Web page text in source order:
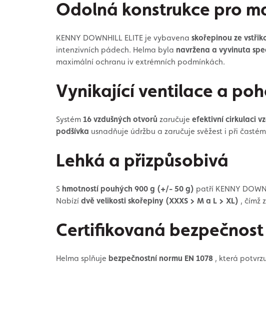
Odolná konstrukce pro
KENNY DOWNHILL ELITE je vybavena skořepinou ze
intenzivních pádech. Helma byla navržena a vyvinuta
maximální ochranu iv extrémních podmínkách.
Vynikající ventilace a
Systém 16 vzdušných otvorů zaručuje efektivní cirkulaci
podšívka usnadňuje údržbu a zaručuje svěžest i při
Lehká a přizpůsobivá
S hmotností pouhých 900 g (+/- 50 g) patří KENNY
Nabízí dvě velikosti skořepiny (XXXS > M a L > XL) , čímž
Certifikovaná bezpečnost
Helma splňuje bezpečnostní normu EN 1078 , která